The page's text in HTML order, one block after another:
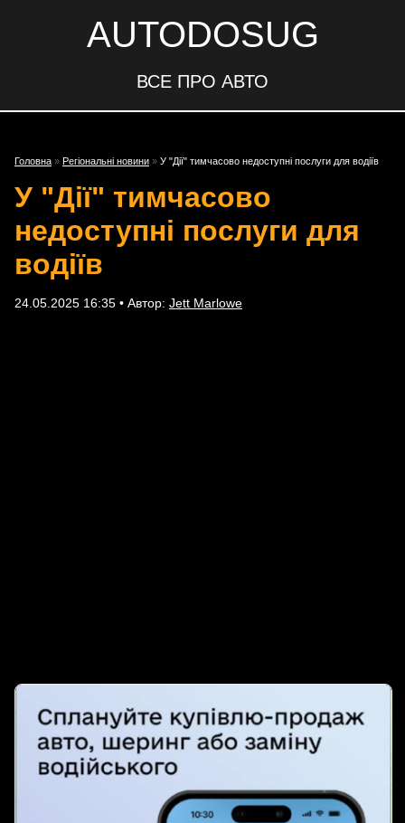
AUTODOSUG
ВСЕ ПРО АВТО
Головна » Регіональні новини » У "Дії" тимчасово недоступні послуги для водіїв
У "Дії" тимчасово
недоступні послуги для
водіїв
24.05.2025 16:35 • Автор: Jett Marlowe